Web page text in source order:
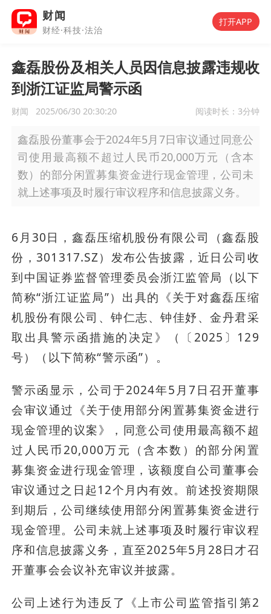
财闻
财经·科技·法治
打开APP
鑫磊股份及相关人员因信息披露违规收
到浙江证监局警示函
财闻 2025/06/30 20:30:20 阅读时长： 3分钟
鑫磊股份董事会于2024年5月7日审议通过同意公
司使用最高额不超过人民币20,000万元（含本
数）的部分闲置募集资金进行现金管理，公司未
就上述事项及时履行审议程序和信息披露义务。
6月30日，鑫磊压缩机股份有限公司（鑫磊股
份，301317.SZ）发布公告披露，近日公司收
到中国证券监督管理委员会浙江监管局（以下
简称“浙江证监局”）出具的《关于对鑫磊压缩
机股份有限公司、钟仁志、钟佳妤、金丹君采
取出具警示函措施的决定》（〔2025〕129
号）（以下简称“警示函”）。
警示函显示，公司于2024年5月7日召开董事
会审议通过《关于使用部分闲置募集资金进行
现金管理的议案》，同意公司使用最高额不超
过人民币20,000万元（含本数）的部分闲置
募集资金进行现金管理，该额度自公司董事会
审议通过之日起12个月内有效。前述投资期限
到期后，公司继续使用部分闲置募集资金进行
现金管理。公司未就上述事项及时履行审议程
序和信息披露义务，直至2025年5月28日才召
开董事会会议补充审议并披露。
公司上述行为违反了《上市公司监管指引第2